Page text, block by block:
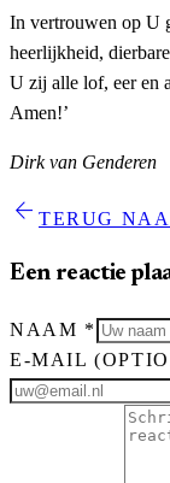
In vertrouwen op U
heerlijkheid,
U zij alle lof, eer en
Amen!’
Dirk van Genderen
arrow_back TERUG
Een reactie
NAAM *
E-MAIL